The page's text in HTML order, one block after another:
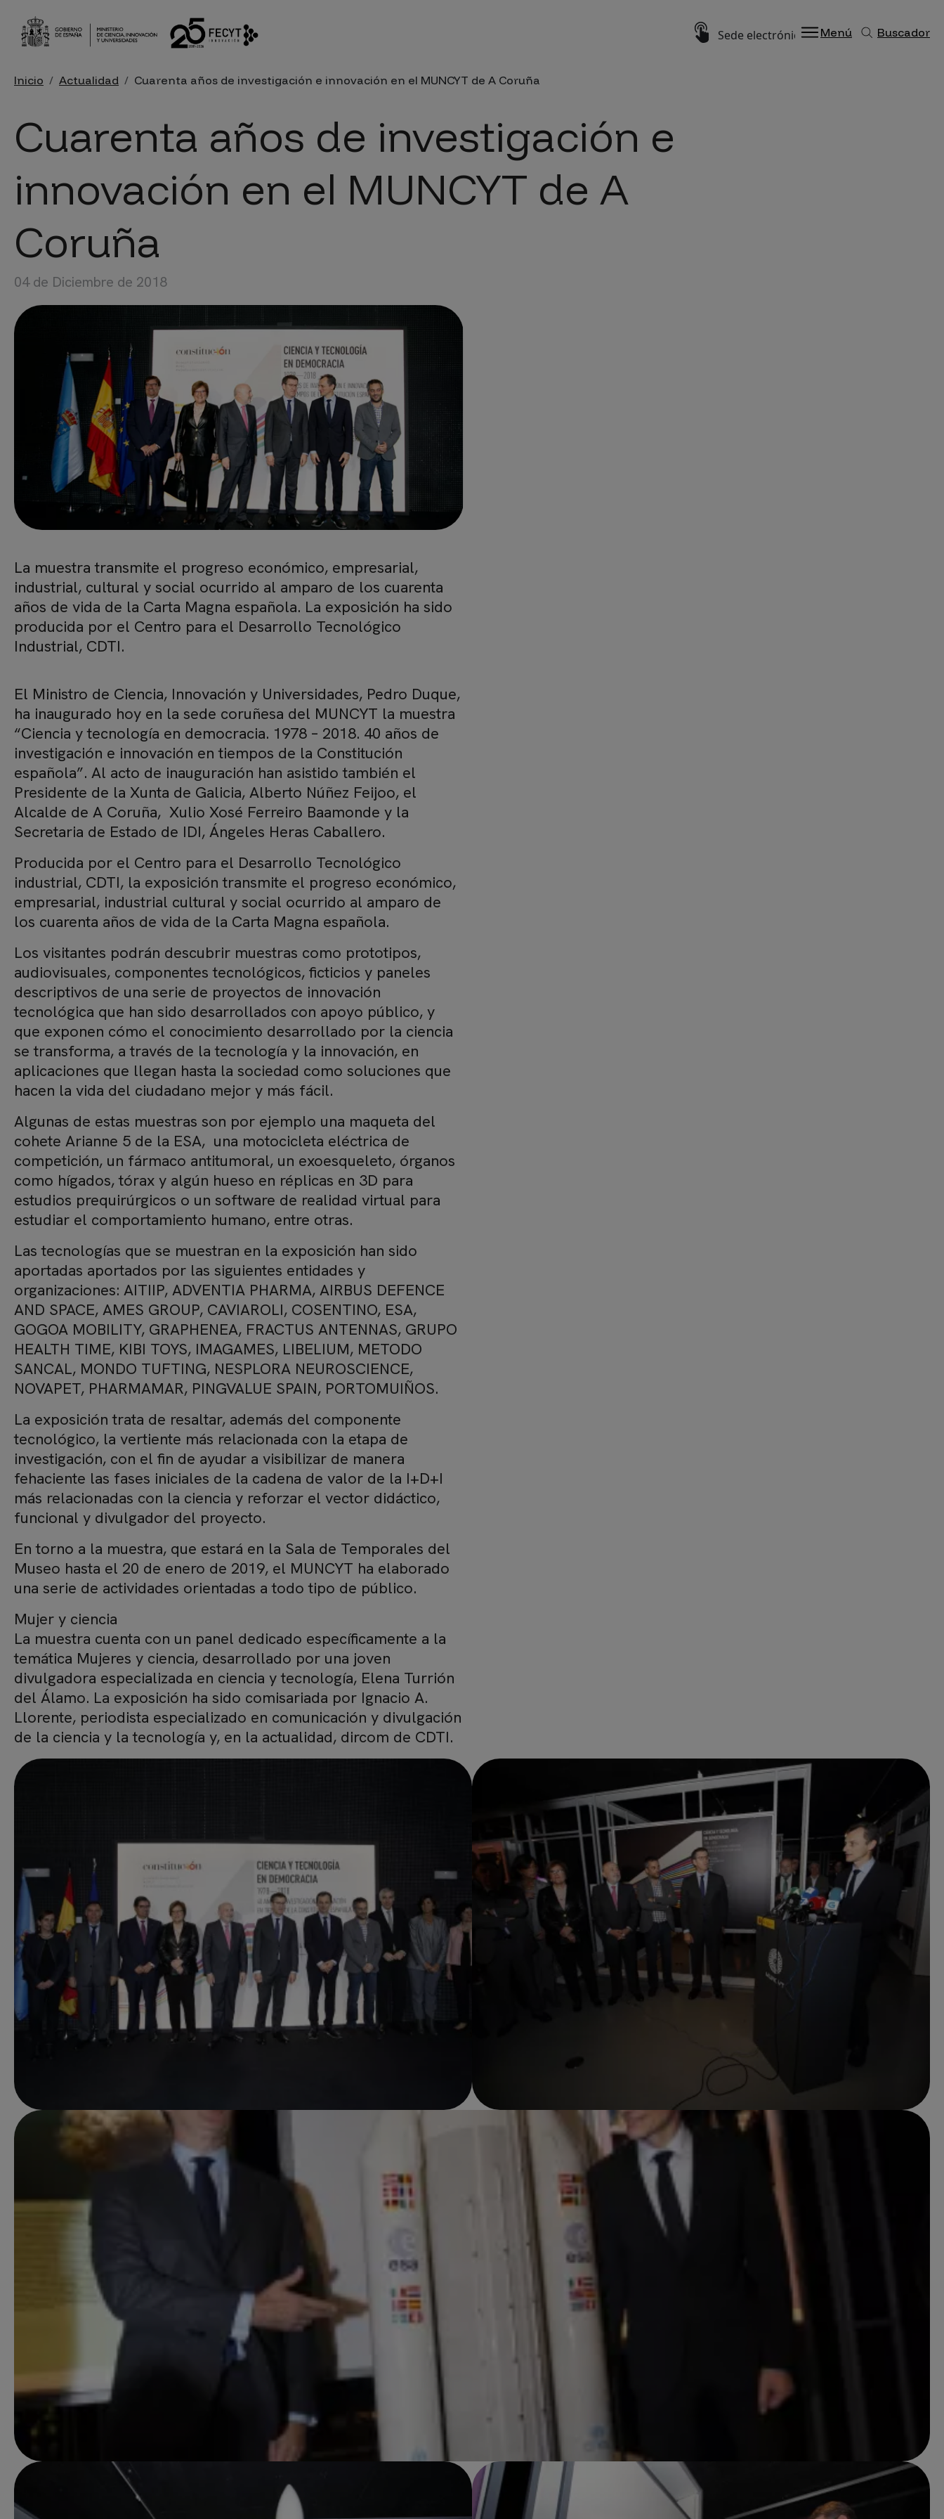
Menú
ImagenSede electrónica Buscador
Sobrescribir enlaces de ayuda a la navegación
Inicio Actualidad Cuarenta años de investigación e innovación en el MUNCYT de A Coruña
04 de Diciembre de 2018
Cuarenta años de investigación e
innovación en el MUNCYT de A
Coruña
La muestra transmite el progreso económico, empresarial,
industrial, cultural y social ocurrido al amparo de los cuarenta
años de vida de la Carta Magna española. La exposición ha sido
producida por el Centro para el Desarrollo Tecnológico
Industrial, CDTI.
El Ministro de Ciencia, Innovación y Universidades, Pedro Duque,
ha inaugurado hoy en la sede coruñesa del MUNCYT la muestra
“Ciencia y tecnología en democracia. 1978 – 2018. 40 años de
investigación e innovación en tiempos de la Constitución
española”. Al acto de inauguración han asistido también el
Presidente de la Xunta de Galicia, Alberto Núñez Feijoo, el
Alcalde de A Coruña, Xulio Xosé Ferreiro Baamonde y la
Secretaria de Estado de IDI, Ángeles Heras Caballero.
Producida por el Centro para el Desarrollo Tecnológico
industrial, CDTI, la exposición transmite el progreso económico,
empresarial, industrial cultural y social ocurrido al amparo de
los cuarenta años de vida de la Carta Magna española.
Los visitantes podrán descubrir muestras como prototipos,
audiovisuales, componentes tecnológicos, ficticios y paneles
descriptivos de una serie de proyectos de innovación
tecnológica que han sido desarrollados con apoyo público, y
que exponen cómo el conocimiento desarrollado por la ciencia
se transforma, a través de la tecnología y la innovación, en
aplicaciones que llegan hasta la sociedad como soluciones que
hacen la vida del ciudadano mejor y más fácil.
Algunas de estas muestras son por ejemplo una maqueta del
cohete Arianne 5 de la ESA, una motocicleta eléctrica de
competición, un fármaco antitumoral, un exoesqueleto, órganos
como hígados, tórax y algún hueso en réplicas en 3D para
estudios prequirúrgicos o un software de realidad virtual para
estudiar el comportamiento humano, entre otras.
Las tecnologías que se muestran en la exposición han sido
aportadas aportados por las siguientes entidades y
organizaciones: AITIIP, ADVENTIA PHARMA, AIRBUS DEFENCE
AND SPACE, AMES GROUP, CAVIAROLI, COSENTINO, ESA,
GOGOA MOBILITY, GRAPHENEA, FRACTUS ANTENNAS, GRUPO
HEALTH TIME, KIBI TOYS, IMAGAMES, LIBELIUM, METODO
SANCAL, MONDO TUFTING, NESPLORA NEUROSCIENCE,
NOVAPET, PHARMAMAR, PINGVALUE SPAIN, PORTOMUIÑOS.
La exposición trata de resaltar, además del componente
tecnológico, la vertiente más relacionada con la etapa de
investigación, con el fin de ayudar a visibilizar de manera
fehaciente las fases iniciales de la cadena de valor de la I+D+I
más relacionadas con la ciencia y reforzar el vector didáctico,
funcional y divulgador del proyecto.
En torno a la muestra, que estará en la Sala de Temporales del
Museo hasta el 20 de enero de 2019, el MUNCYT ha elaborado
una serie de actividades orientadas a todo tipo de público.
Mujer y ciencia
La muestra cuenta con un panel dedicado específicamente a la
temática Mujeres y ciencia, desarrollado por una joven
divulgadora especializada en ciencia y tecnología, Elena Turrión
del Álamo. La exposición ha sido comisariada por Ignacio A.
Llorente, periodista especializado en comunicación y divulgación
de la ciencia y la tecnología y, en la actualidad, dircom de CDTI.
Imagen Imagen
Imagen
Imagen Imagen